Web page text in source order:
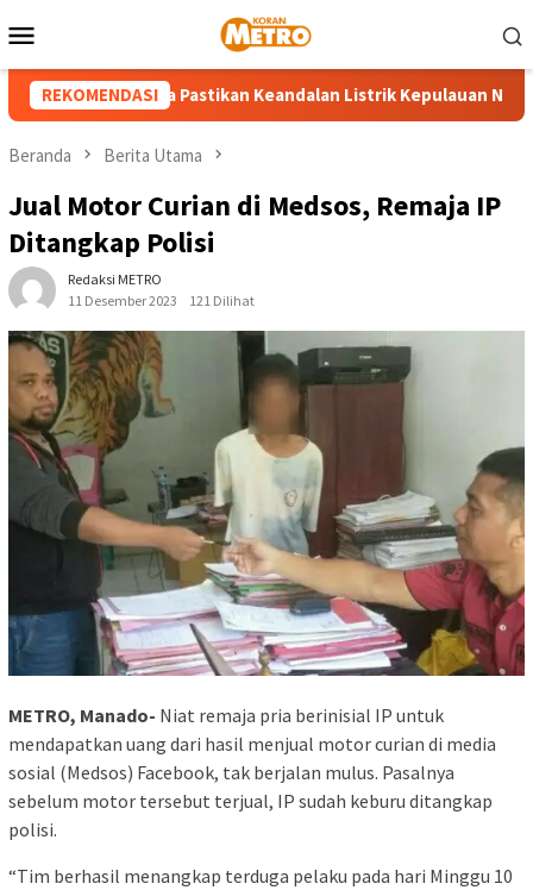
ke
Mobile
REKOMENDASI
UP3 Tahuna Pastikan Keandalan Listrik Kepulauan Nusa Utara
Beranda Berita Utama
Jual Motor Curian di Medsos, Remaja IP
Ditangkap Polisi
Redaksi METRO
11 Desember 2023
121 Dilihat
METRO, Manado- Niat remaja pria berinisial IP untuk
mendapatkan uang dari hasil menjual motor curian di media
sosial (Medsos) Facebook, tak berjalan mulus. Pasalnya
sebelum motor tersebut terjual, IP sudah keburu ditangkap
polisi.
“Tim berhasil menangkap terduga pelaku pada hari Minggu 10